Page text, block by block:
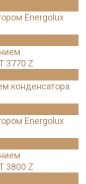
Energolux
3770 Z
конденсатора
Energolux
3800 Z